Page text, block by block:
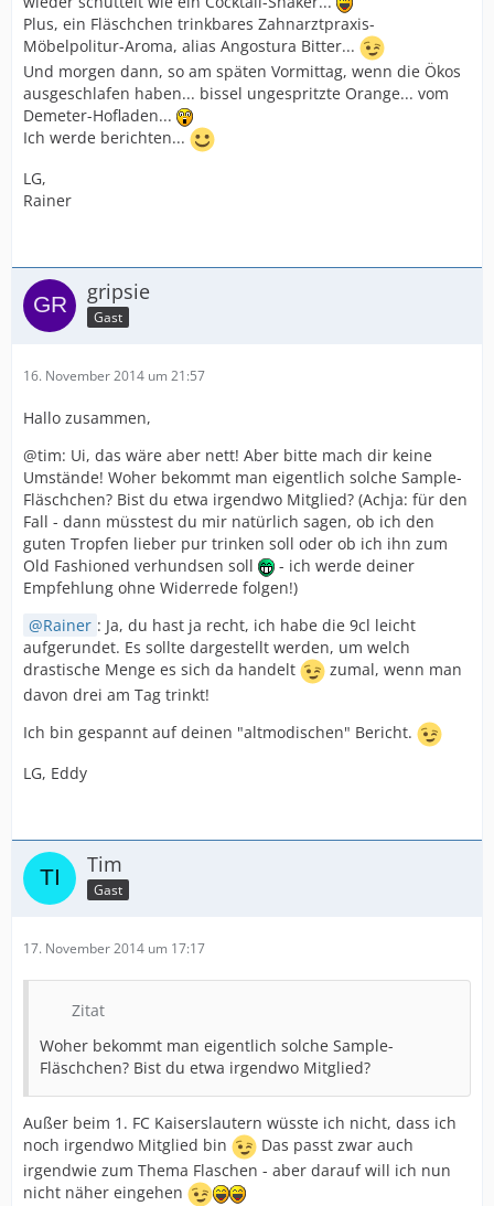
Plus, ein Fläschchen trinkbares Zahnarztpraxis-
Möbelpolitur-Aroma, alias Angostura Bitter...
Und morgen dann, so am späten Vormittag, wenn die Ökos
ausgeschlafen haben... bissel ungespritzte Orange... vom
Demeter-Hofladen...
Ich werde berichten...
LG,
Rainer
gripsie
Gast
16. November 2014 um 21:57
Hallo zusammen,
@tim: Ui, das wäre aber nett! Aber bitte mach dir keine
Umstände! Woher bekommt man eigentlich solche Sample-
Fläschchen? Bist du etwa irgendwo Mitglied? (Achja: für den
Fall - dann müsstest du mir natürlich sagen, ob ich den
guten Tropfen lieber pur trinken soll oder ob ich ihn zum
Old Fashioned verhundsen soll
- ich werde deiner
Empfehlung ohne Widerrede folgen!)
Rainer : Ja, du hast ja recht, ich habe die 9cl leicht
aufgerundet. Es sollte dargestellt werden, um welch
drastische Menge es sich da handelt
zumal, wenn man
davon drei am Tag trinkt!
Ich bin gespannt auf deinen "altmodischen" Bericht.
LG, Eddy
Tim
Gast
17. November 2014 um 17:17
Zitat
Woher bekommt man eigentlich solche Sample-
Fläschchen? Bist du etwa irgendwo Mitglied?
Außer beim 1. FC Kaiserslautern wüsste ich nicht, dass ich
noch irgendwo Mitglied bin
Das passt zwar auch
irgendwie zum Thema Flaschen - aber darauf will ich nun
nicht näher eingehen